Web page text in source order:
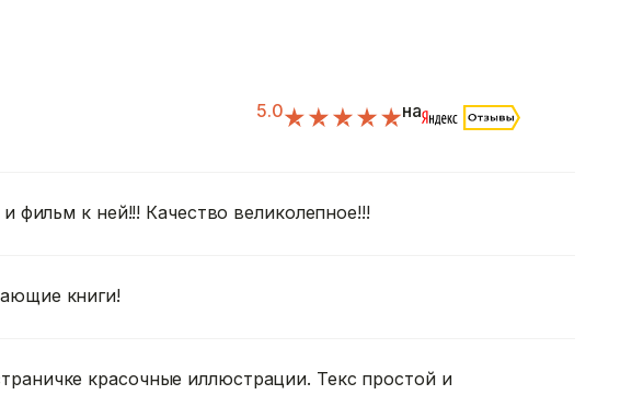
5.0 на
фильм к ней!!! Качество великолепное!!!
книги!
красочные иллюстрации. Текс простой и